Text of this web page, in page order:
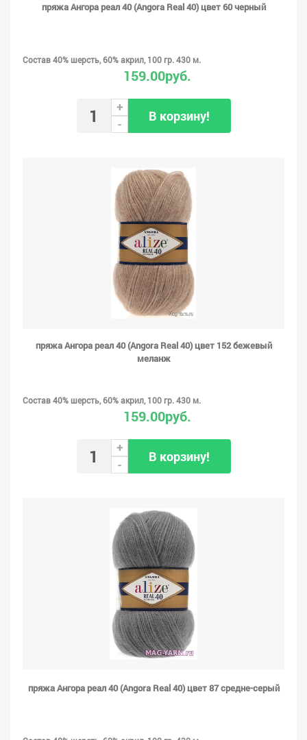
пряжа Ангора реал 40 (Angora Real 40) цвет 60 черный
Состав 40% шерсть, 60% акрил, 100 гр. 430 м.
159.00руб.
+
-
В корзину!
пряжа Ангора реал 40 (Angora Real 40) цвет 152 бежевый
меланж
Состав 40% шерсть, 60% акрил, 100 гр. 430 м.
159.00руб.
+
-
В корзину!
пряжа Ангора реал 40 (Angora Real 40) цвет 87 средне-серый